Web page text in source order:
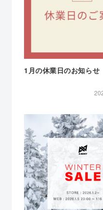
1月の休業日のお知らせ